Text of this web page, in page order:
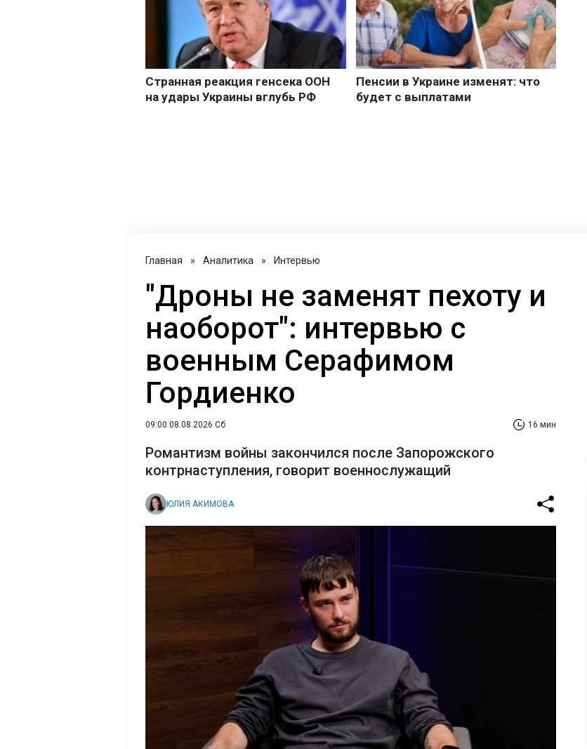
Главная » Аналитика » Интервью
"Дроны не заменят пехоту и
наоборот": интервью с
военным Серафимом
Гордиенко
09:00 08.08.2026 Сб 16 мин
Романтизм войны закончился после Запорожского
контрнаступления, говорит военнослужащий
ЮЛИЯ АКИМОВА